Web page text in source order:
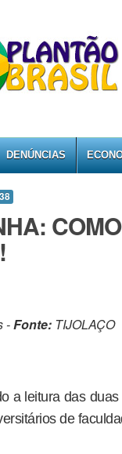
DENÚNCIAS
-Fonte: TIJOLAÇO
a leitura das
de